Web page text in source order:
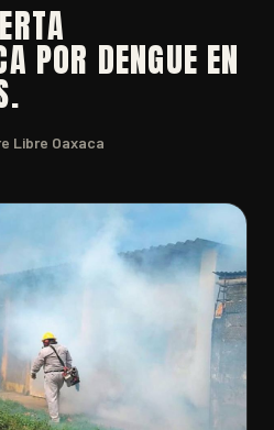
POR DENGUE EN
Libre Oaxaca